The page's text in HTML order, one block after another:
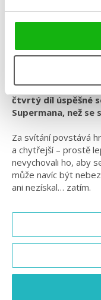
#superman
Po Wonder
čtvrtý díl úspěšné
Supermana, než se
Za svítání povstává
a chytřejší – prostě
nevychovali ho, aby
může navíc být
ani nezískal… zatím.